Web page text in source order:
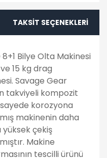
TAKSİT SEÇENEKLERİ
Bilye Olta Makinesi
15 kg drag
Savage Gear
takviyeli kompozit
korozyona
makinenin daha
çekiş
Makine
tescilli ürünü